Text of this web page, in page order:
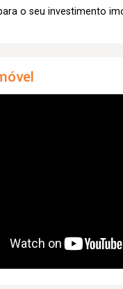
o seu investimento